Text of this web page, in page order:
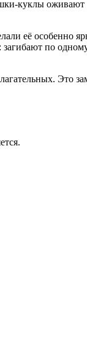
куклы
её
по
Это